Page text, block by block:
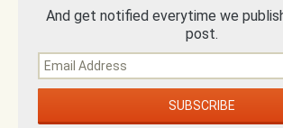
And get notified everytime we
post.